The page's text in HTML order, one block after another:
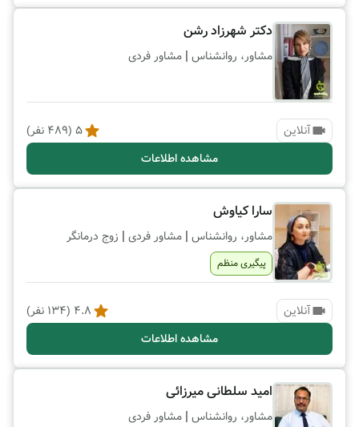
دکتر شهرزاد رشن
مشاور، روانشناس | مشاور فردی
آنلاین 5
(
489 نفر)
مشاهده اطلاعات
سارا کیاوش
مشاور، روانشناس | مشاور فردی | زوج درمانگر
پیگیری منظم
آنلاین 4.8
(
134 نفر)
مشاهده اطلاعات
امید سلطانی میرزائی
مشاور، روانشناس | مشاور فردی